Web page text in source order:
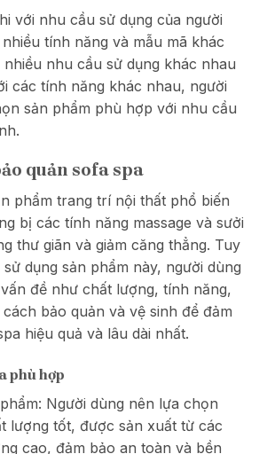
với nhu cầu sử dụng của người
tính năng và mẫu mã khác
nhu cầu sử dụng khác nhau
các tính năng khác nhau, người
sản phẩm phù hợp với nhu cầu
quản sofa spa
phẩm trang trí nội thất phổ biến
bị các tính năng massage và sưởi
thư giãn và giảm căng thẳng. Tuy
dụng sản phẩm này, người dùng
đề như chất lượng, tính năng,
bảo quản và vệ sinh để đảm
hiệu quả và lâu dài nhất.
phù hợp
Người dùng nên lựa chọn
lượng tốt, được sản xuất từ các
cao, đảm bảo an toàn và bền